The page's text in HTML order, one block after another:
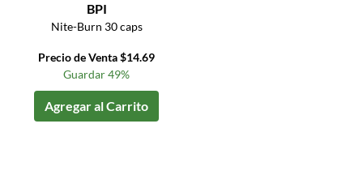
BPI
Nite-Burn 30 caps
Precio de Venta $14.69
Guardar 49%
Agregar al Carrito